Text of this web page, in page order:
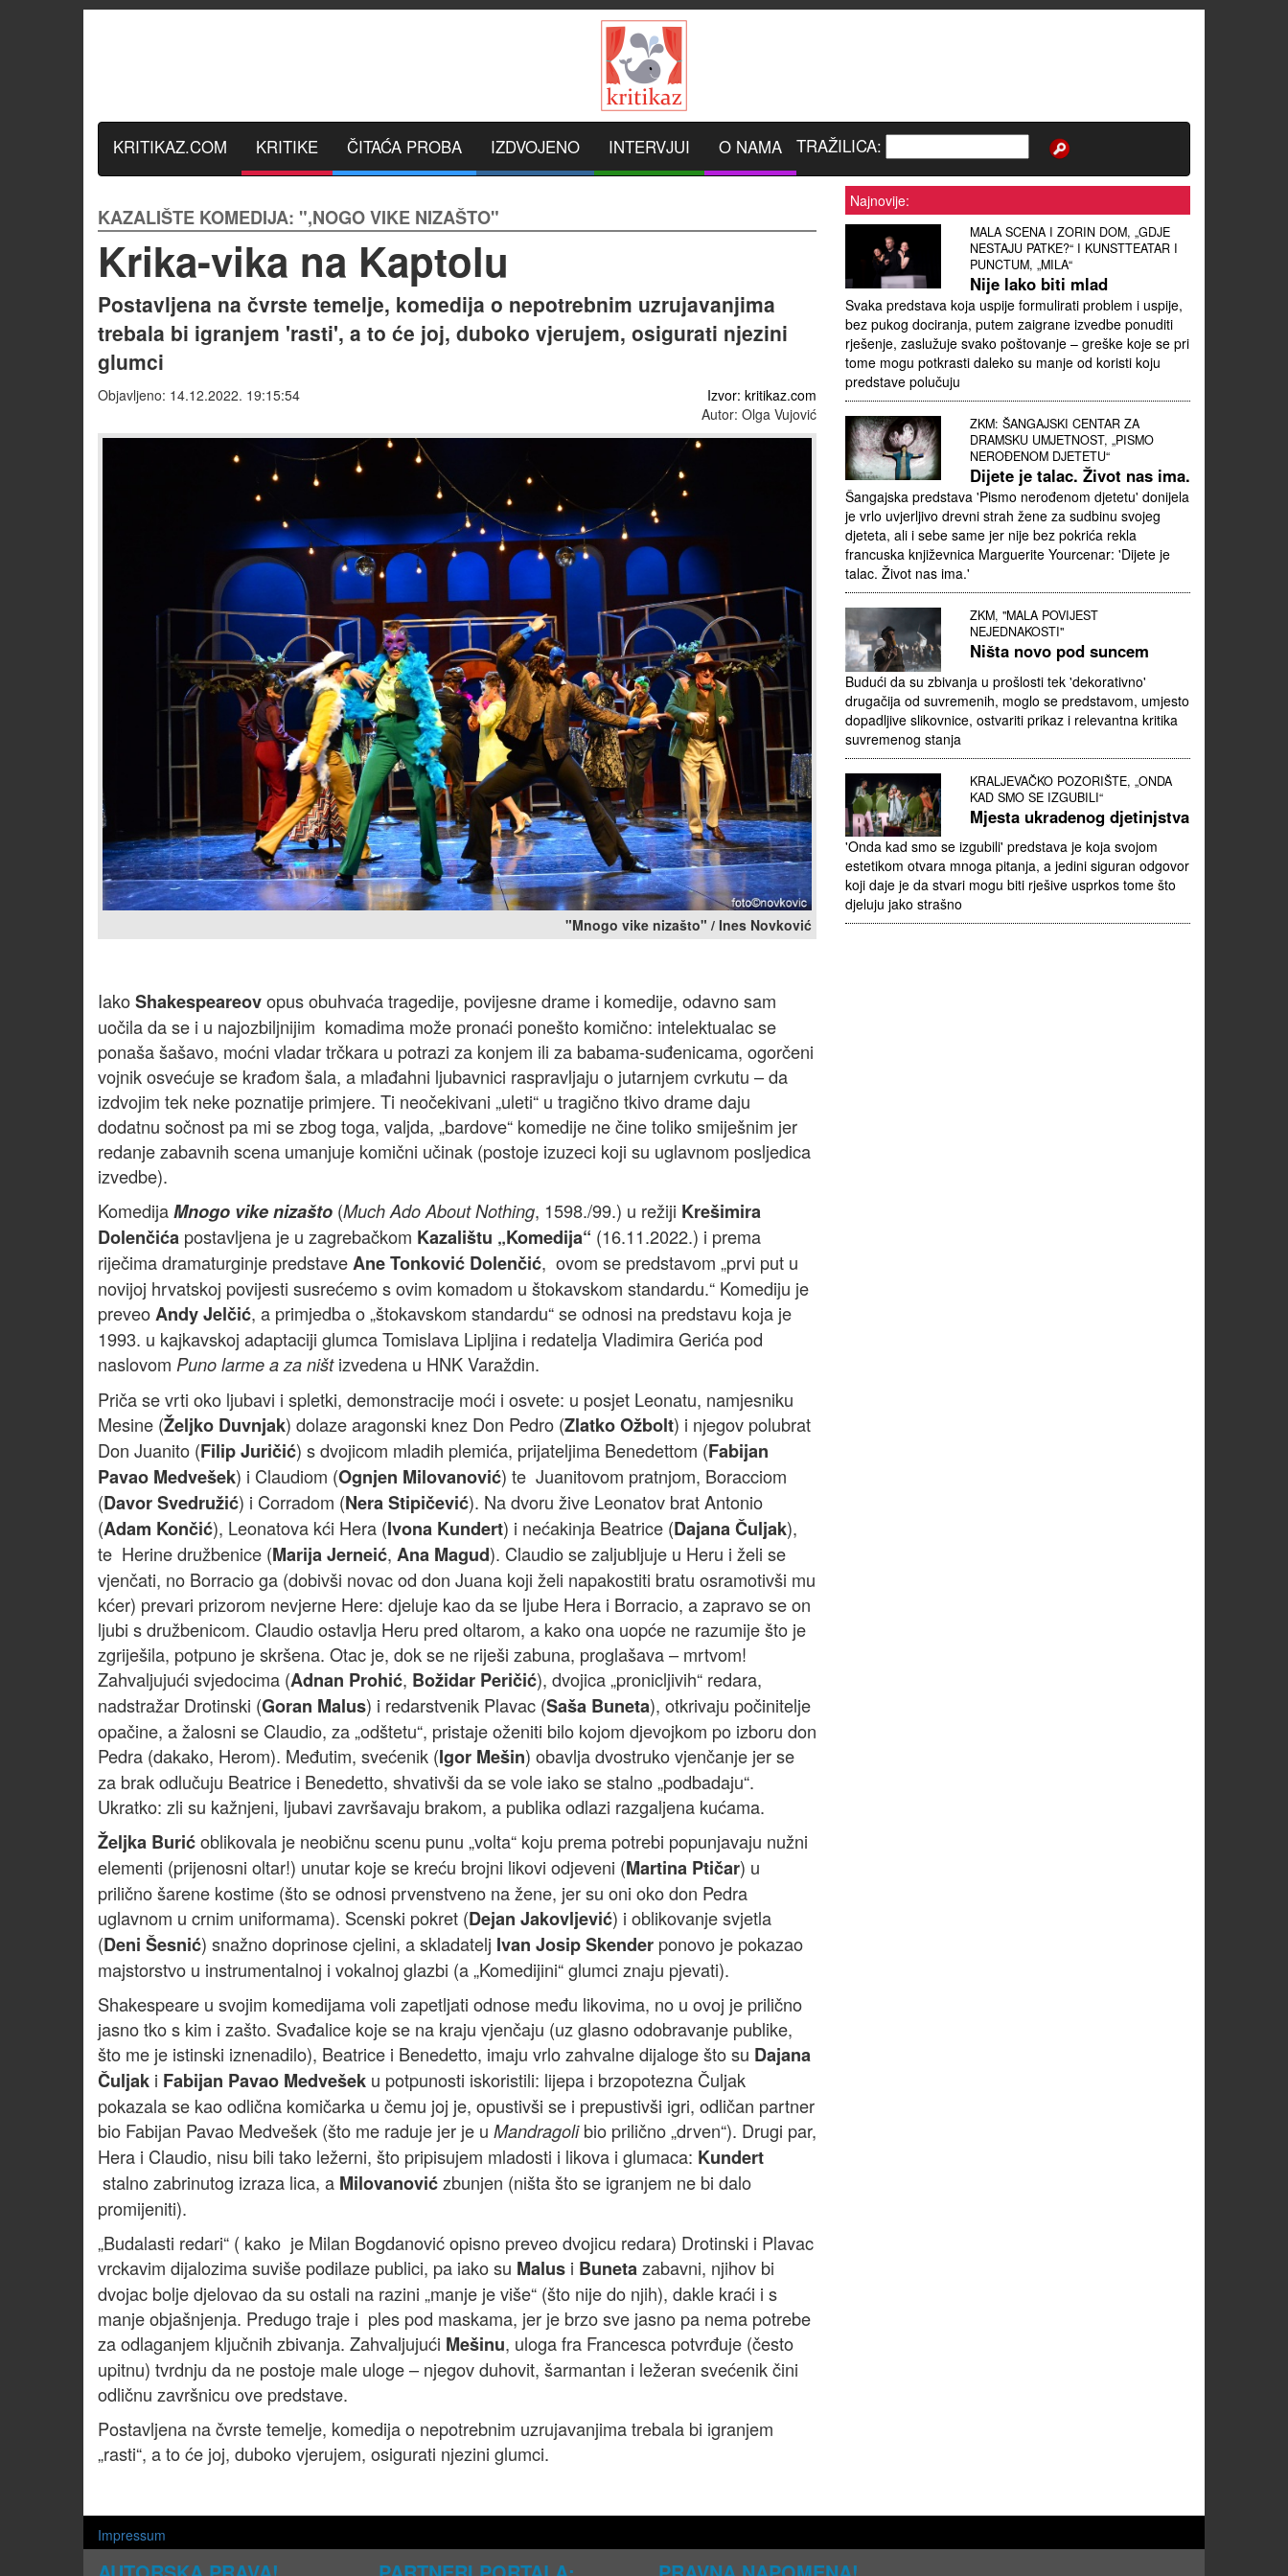
KRITIKAZ.COM KRITIKE ČITAĆA PROBA IZDVOJENO INTERVJUI O NAMA TRAŽILICA:
KAZALIŠTE KOMEDIJA: ",NOGO VIKE NIZAŠTO"
Krika-vika na Kaptolu
Postavljena na čvrste temelje, komedija o nepotrebnim uzrujavanjima
trebala bi igranjem 'rasti', a to će joj, duboko vjerujem, osigurati njezini
glumci
Objavljeno: 14.12.2022. 19:15:54
Izvor: kritikaz.com
Autor: Olga Vujović
"Mnogo vike nizašto" / Ines Novković
IakoShakespeareovopus obuhvaća tragedije, povijesne drame i komedije, odavno sam
uočila da se i u najozbiljnijim komadima može pronaći ponešto komično: intelektualac se
ponaša šašavo, moćni vladar trčkara u potrazi za konjem ili za babama-suđenicama, ogorčeni
vojnik osvećuje se krađom šala, a mlađahni ljubavnici raspravljaju o jutarnjem cvrkutu – da
izdvojim tek neke poznatije primjere. Ti neočekivani „uleti“ u tragično tkivo drame daju
dodatnu sočnost pa mi se zbog toga, valjda, „bardove“ komedije ne čine toliko smiješnim jer
redanje zabavnih scena umanjuje komični učinak (postoje izuzeci koji su uglavnom posljedica
izvedbe).
KomedijaMnogo vike nizašto (Much Ado About Nothing, 1598./99.) u režiji Krešimira
Dolenčića postavljena je u zagrebačkom Kazalištu „Komedija“ (16.11.2022.) i prema
riječima dramaturginje predstaveAne Tonković Dolenčić, ovom se predstavom „prvi put u
novijoj hrvatskoj povijesti susrećemo s ovim komadom u štokavskom standardu.“ Komediju je
preveoAndy Jelčić, a primjedba o „štokavskom standardu“ se odnosi na predstavu koja je
1993. u kajkavskoj adaptaciji glumca Tomislava Lipljina i redatelja Vladimira Gerića pod
naslovom Puno larme a za ništizvedena u HNK Varaždin.
Priča se vrti oko ljubavi i spletki, demonstracije moći i osvete: u posjet Leonatu, namjesniku
Mesine (Željko Duvnjak) dolaze aragonski knez Don Pedro (Zlatko Ožbolt) i njegov polubrat
Don Juanito (Filip Juričić) s dvojicom mladih plemića, prijateljima Benedettom (Fabijan
Pavao Medvešek) i Claudiom (Ognjen Milovanović) te Juanitovom pratnjom, Boracciom
(Davor Svedružić) i Corradom (Nera Stipičević). Na dvoru žive Leonatov brat Antonio
(Adam Končić), Leonatova kći Hera (Ivona Kundert) i nećakinja Beatrice (Dajana Čuljak),
te Herine družbenice (Marija Jerneić, Ana Magud). Claudio se zaljubljuje u Heru i želi se
vjenčati, no Borracio ga (dobivši novac od don Juana koji želi napakostiti bratu osramotivši mu
kćer) prevari prizorom nevjerne Here: djeluje kao da se ljube Hera i Borracio, a zapravo se on
ljubi s družbenicom. Claudio ostavlja Heru pred oltarom, a kako ona uopće ne razumije što je
zgriješila, potpuno je skršena. Otac je, dok se ne riješi zabuna, proglašava – mrtvom!
Zahvaljujući svjedocima (Adnan Prohić, Božidar Peričić), dvojica „pronicljivih“ redara,
nadstražar Drotinski (Goran Malus) i redarstvenik Plavac (Saša Buneta), otkrivaju počinitelje
opačine, a žalosni se Claudio, za „odštetu“, pristaje oženiti bilo kojom djevojkom po izboru don
Pedra (dakako, Herom). Međutim, svećenik (Igor Mešin) obavlja dvostruko vjenčanje jer se
za brak odlučuju Beatrice i Benedetto, shvativši da se vole iako se stalno „podbadaju“.
Ukratko: zli su kažnjeni, ljubavi završavaju brakom, a publika odlazi razgaljena kućama.
Željka Burićoblikovala je neobičnu scenu punu „volta“ koju prema potrebi popunjavaju nužni
elementi (prijenosni oltar!) unutar koje se kreću brojni likovi odjeveni (Martina Ptičar) u
prilično šarene kostime (što se odnosi prvenstveno na žene, jer su oni oko don Pedra
uglavnom u crnim uniformama). Scenski pokret (Dejan Jakovljević) i oblikovanje svjetla
(Deni Šesnić) snažno doprinose cjelini, a skladatelj Ivan Josip Skender ponovo je pokazao
majstorstvo u instrumentalnoj i vokalnoj glazbi (a „Komedijini“ glumci znaju pjevati).
Shakespeare u svojim komedijama voli zapetljati odnose među likovima, no u ovoj je prilično
jasno tko s kim i zašto. Svađalice koje se na kraju vjenčaju (uz glasno odobravanje publike,
što me je istinski iznenadilo), Beatrice i Benedetto, imaju vrlo zahvalne dijaloge što su Dajana
Čuljak i Fabijan Pavao Medvešek u potpunosti iskoristili: lijepa i brzopotezna Čuljak
pokazala se kao odlična komičarka u čemu joj je, opustivši se i prepustivši igri, odličan partner
bio Fabijan Pavao Medvešek (što me raduje jer je u Mandragolibio prilično „drven“). Drugi par,
Hera i Claudio, nisu bili tako ležerni, što pripisujem mladosti i likova i glumaca: Kundert
stalno zabrinutog izraza lica, a Milovanovićzbunjen (ništa što se igranjem ne bi dalo
promijeniti).
„Budalasti redari“ ( kako je Milan Bogdanović opisno preveo dvojicu redara) Drotinski i Plavac
vrckavim dijalozima suviše podilaze publici, pa iako su Malus i Bunetazabavni, njihov bi
dvojac bolje djelovao da su ostali na razini „manje je više“ (što nije do njih), dakle kraći i s
manje objašnjenja. Predugo traje i ples pod maskama, jer je brzo sve jasno pa nema potrebe
za odlaganjem ključnih zbivanja. Zahvaljujući Mešinu, uloga fra Francesca potvrđuje (često
upitnu) tvrdnju da ne postoje male uloge – njegov duhovit, šarmantan i ležeran svećenik čini
odličnu završnicu ove predstave.
Postavljena na čvrste temelje, komedija o nepotrebnim uzrujavanjima trebala bi igranjem
„rasti“, a to će joj, duboko vjerujem, osigurati njezini glumci.
Najnovije:
MALA SCENA I ZORIN DOM, „GDJE
NESTAJU PATKE?“ I KUNSTTEATAR I
PUNCTUM, „MILA“
Nije lako biti mlad
Svaka predstava koja uspije formulirati problem i uspije,
bez pukog dociranja, putem zaigrane izvedbe ponuditi
rješenje, zaslužuje svako poštovanje – greške koje se pri
tome mogu potkrasti daleko su manje od koristi koju
predstave polučuju
ZKM: ŠANGAJSKI CENTAR ZA
DRAMSKU UMJETNOST, „PISMO
NEROĐENOM DJETETU“
Dijete je talac. Život nas ima.
Šangajska predstava 'Pismo nerođenom djetetu' donijela
je vrlo uvjerljivo drevni strah žene za sudbinu svojeg
djeteta, ali i sebe same jer nije bez pokrića rekla
francuska književnica Marguerite Yourcenar: 'Dijete je
talac. Život nas ima.'
ZKM, "MALA POVIJEST
NEJEDNAKOSTI"
Ništa novo pod suncem
Budući da su zbivanja u prošlosti tek 'dekorativno'
drugačija od suvremenih, moglo se predstavom, umjesto
dopadljive slikovnice, ostvariti prikaz i relevantna kritika
suvremenog stanja
KRALJEVAČKO POZORIŠTE, „ONDA
KAD SMO SE IZGUBILI“
Mjesta ukradenog djetinjstva
'Onda kad smo se izgubili' predstava je koja svojom
estetikom otvara mnoga pitanja, a jedini siguran odgovor
koji daje je da stvari mogu biti rješive usprkos tome što
djeluju jako strašno
Impressum